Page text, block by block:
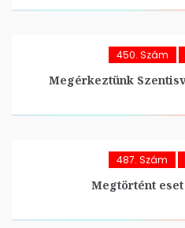
450. Szám
Megérkeztünk
487. Szám
Megtörtént